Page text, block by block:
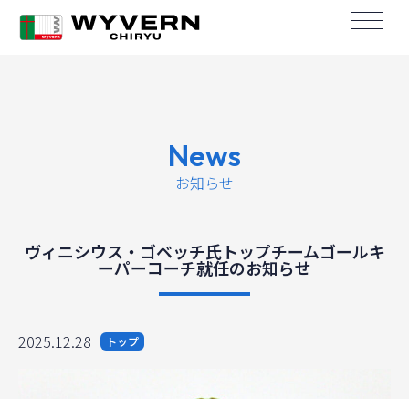
News
お知らせ
ヴィニシウス・ゴベッチ氏トップチームゴールキ
ーパーコーチ就任のお知らせ
2025.12.28 トップ